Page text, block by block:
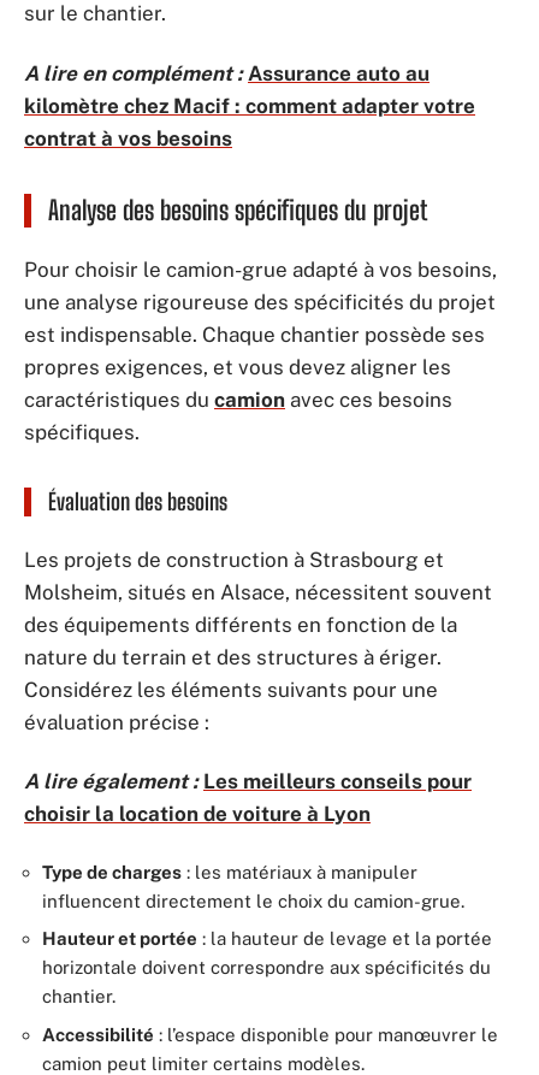
sur le chantier.
A lire en complément : Assurance auto au
kilomètre chez Macif : comment adapter votre
contrat à vos besoins
Analyse des besoins spécifiques du projet
Pour choisir le camion-grue adapté à vos besoins,
une analyse rigoureuse des spécificités du projet
est indispensable. Chaque chantier possède ses
propres exigences, et vous devez aligner les
caractéristiques du camion avec ces besoins
spécifiques.
Évaluation des besoins
Les projets de construction à Strasbourg et
Molsheim, situés en Alsace, nécessitent souvent
des équipements différents en fonction de la
nature du terrain et des structures à ériger.
Considérez les éléments suivants pour une
évaluation précise :
A lire également : Les meilleurs conseils pour
choisir la location de voiture à Lyon
Type de charges : les matériaux à manipuler
influencent directement le choix du camion-grue.
Hauteur et portée : la hauteur de levage et la portée
horizontale doivent correspondre aux spécificités du
chantier.
Accessibilité : l’espace disponible pour manœuvrer le
camion peut limiter certains modèles.